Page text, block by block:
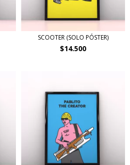
SCOOTER (SOLO PÓSTER)
$14.500